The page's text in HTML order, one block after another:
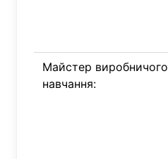
Майстер виробничого
навчання: